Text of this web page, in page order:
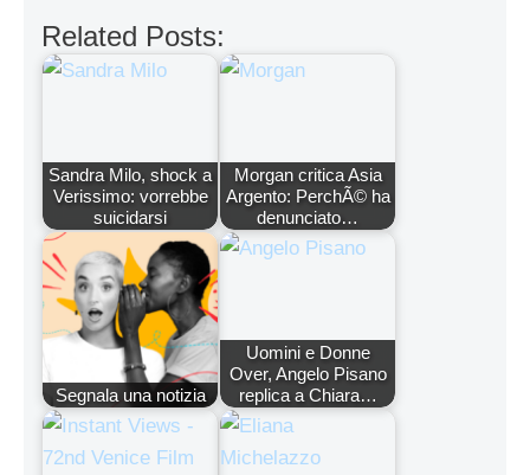
Related Posts:
Sandra Milo, shock a
Verissimo: vorrebbe
suicidarsi
Morgan critica Asia
Argento: PerchÃ© ha
denunciato…
Segnala una notizia
Uomini e Donne
Over, Angelo Pisano
replica a Chiara…